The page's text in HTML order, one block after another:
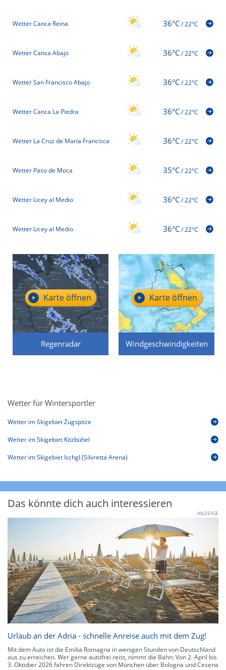
Wetter Canca Reina 36°C/22°C
Wetter Canca Abajo 36°C/22°C
Wetter San Francisco Abajo 36°C/22°C
Wetter Canca La Piedra 36°C/22°C
Wetter La Cruz de María Francisca 36°C/22°C
Wetter Paso de Moca 35°C/22°C
Wetter Licey al Medio 36°C/22°C
Wetter Licey al Medio 36°C/22°C
Regenradar
Karte öffnen
Windgeschwindigkeiten
Karte öffnen
Wetter für Wintersportler
Wetter im Skigebiet Zugspitze
Wetter im Skigebiet Kitzbühel
Wetter im Skigebiet Ischgl (Silvretta Arena)
Das könnte dich auch interessieren
ANZEIGE
Urlaub an der Adria - schnelle Anreise auch mit dem Zug!
Mit dem Auto ist die Emilia Romagna in wenigen Stunden von Deutschland
aus zu erreichen. Wer gerne autofrei reist, nimmt die Bahn: Von 2. April bis
3. Oktober 2026 fahren Direktzüge von München über Bologna und Cesena